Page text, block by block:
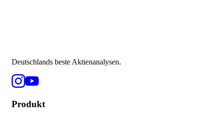
Deutschlands beste Aktienanalysen.
Produkt